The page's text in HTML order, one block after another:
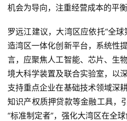
机会为导向，注重经营成本的平衡
罗远江建议，大湾区应依托“全
造湾区一体化创新平台，系统性
言，应聚焦人工智能、芯片、生
境大科学装置及联合实验室，以
支持重点企业在基础技术领域深
知识产权质押贷款等金融工具，
“标准制定者”，强化大湾区在全球